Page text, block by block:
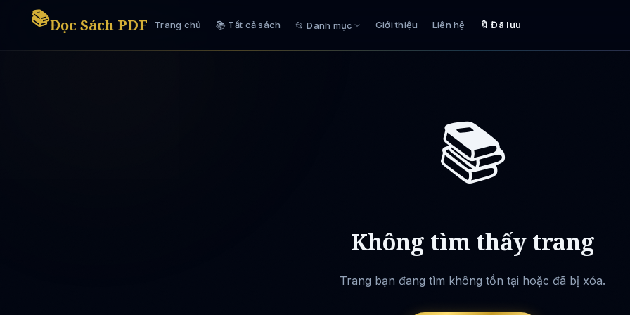
📚Đọc Sách PDF Trang chủ 📚 Tất cả sách 📂 Danh mục Giới thiệu Liên hệ 🔖 Đã lưu
📚
Không tìm thấy trang
Trang bạn đang tìm không tồn tại hoặc đã bị xóa.